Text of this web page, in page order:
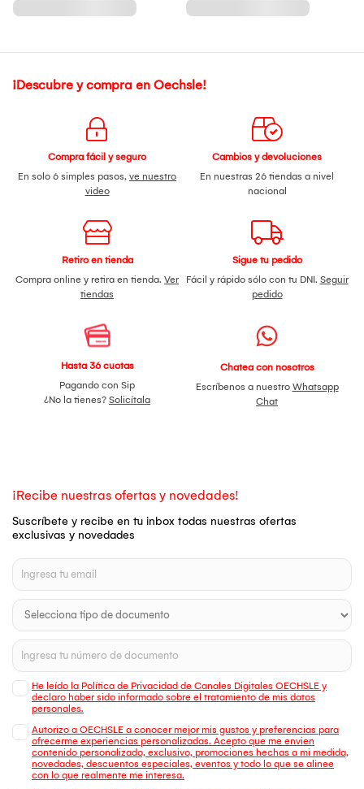
¡Descubre y compra en Oechsle!
Compra fácil y seguro
En solo 6 simples pasos, ve nuestro
video
Cambios y devoluciones
En nuestras 26 tiendas a nivel
nacional
Retiro en tienda
Compra online y retira en tienda. Ver
tiendas
Sigue tu pedido
Fácil y rápido sólo con tu DNI. Seguir
pedido
Hasta 36 cuotas
Pagando con Sip
¿No la tienes? Solicítala
Chatea con nosotros
Escríbenos a nuestro Whatsapp
Chat
¡Recibe nuestras ofertas y novedades!
Suscríbete y recibe en tu inbox todas nuestras ofertas
exclusivas y novedades
He leído la Política de Privacidad de Canales Digitales OECHSLE y
declaro haber sido informado sobre el tratamiento de mis datos
personales.
Autorizo a OECHSLE a conocer mejor mis gustos y preferencias para
ofrecerme experiencias personalizadas. Acepto que me envien
contenido personalizado, exclusivo, promociones hechas a mi medida,
novedades, descuentos especiales, eventos y todo lo que se alinee
con lo que realmente me interesa.